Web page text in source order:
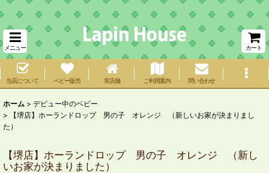
メニュー カート
当店について ベビー販売 実店舗 ご利用案内 問い合わせ
ホーム > デビュー中のベビー
>
【堺店】ホーランドロップ 男の子 オレンジ （新しいお家が決まりまし
た）
【堺店】ホーランドロップ 男の子 オレンジ （新し
いお家が決まりました）